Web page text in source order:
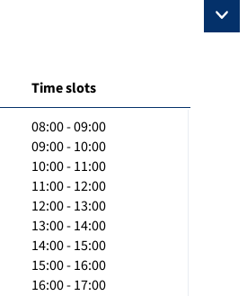
Time slots
08:00 - 09:00
09:00 - 10:00
10:00 - 11:00
11:00 - 12:00
12:00 - 13:00
13:00 - 14:00
14:00 - 15:00
15:00 - 16:00
16:00 - 17:00